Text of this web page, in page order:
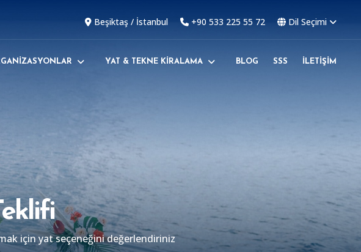
Beşiktaş / İstanbul +90 533 225 55 72 Dil Seçimi
YAT & TEKNE KİRALAMA BLOG SSS İLETİŞİM
Düğün
özel olmasını isteyenler için birbirinden
sizlerin yanınızdayız.